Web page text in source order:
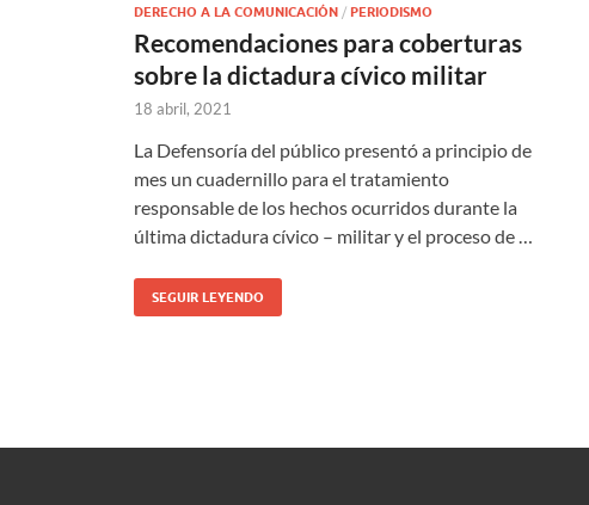
DERECHO A LA COMUNICACIÓN / PERIODISMO
Recomendaciones para coberturas
sobre la dictadura cívico militar
18 abril, 2021
La Defensoría del público presentó a principio de
mes un cuadernillo para el tratamiento
responsable de los hechos ocurridos durante la
última dictadura cívico – militar y el proceso de …
SEGUIR LEYENDO